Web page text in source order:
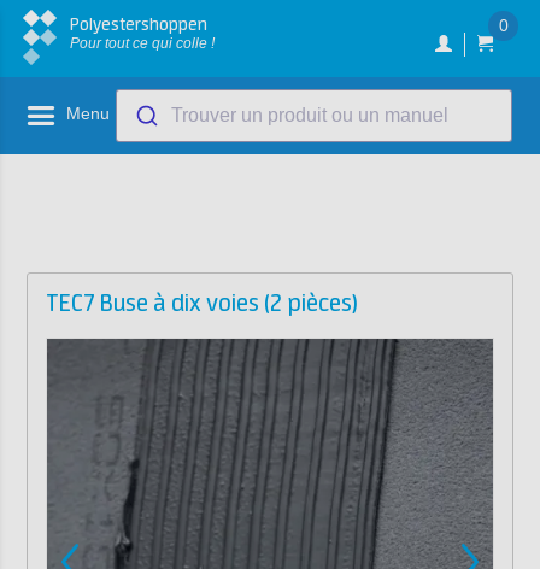
Polyestershoppen
Pour tout ce qui colle !
0
Menu Trouver un produit ou un manuel
TEC7 Buse à dix voies (2 pièces)